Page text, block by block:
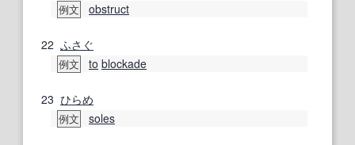
例文 obstruct
22 ふさぐ
例文 to blockade
23 ひらめ
例文 soles